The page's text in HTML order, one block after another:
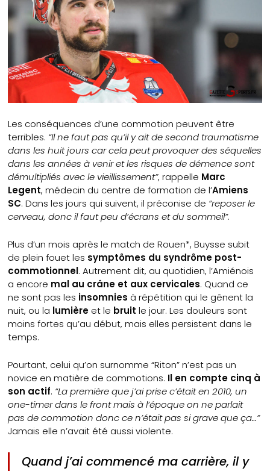
Les conséquences d’une commotion peuvent être
terribles. “Il ne faut pas qu’il y ait de second traumatisme
dans les huit jours car cela peut provoquer des séquelles
dans les années à venir et les risques de démence sont
démultipliés avec le vieillissement”, rappelle Marc
Legent, médecin du centre de formation de l’Amiens
SC. Dans les jours qui suivent, il préconise de “reposer le
cerveau, donc il faut peu d’écrans et du sommeil”.
Plus d’un mois après le match de Rouen*, Buysse subit
de plein fouet les symptômes du syndrôme post-
commotionnel. Autrement dit, au quotidien, l’Amiénois
a encore mal au crâne et aux cervicales. Quand ce
ne sont pas les insomnies à répétition qui le gênent la
nuit, ou la lumière et le bruitle jour. Les douleurs sont
moins fortes qu’au début, mais elles persistent dans le
temps.
Pourtant, celui qu’on surnomme “Riton” n’est pas un
novice en matière de commotions. Il en compte cinq à
son actif. “La première que j’ai prise c’était en 2010, un
one-timer dans le front mais à l’époque on ne parlait
pas de commotion donc ce n’était pas si grave que ça…”
Jamais elle n’avait été aussi violente.
Quand j’ai commencé ma carrière, il y